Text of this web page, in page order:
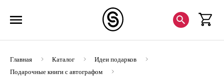
Главная Каталог
Идеи подарков
Подарочные книги с автографом